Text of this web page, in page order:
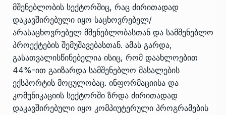
მშენებლობის სექტორშიც, რაც ძირითადად
დაკავშირებული იყო საცხოვრებელ/
არასაცხოვრებელ მშენებლობასთან და სამშენებლო
პროექტების შემუშავებასთან. ამას გარდა,
გასათვალისწინებელია ისიც, რომ დაახლოებით
44%-ით გაიზარდა სამშენებლო მასალების
ექსპორტის მოცულობაც. ინფორმაციისა და
კომუნიკაციის სექტორში ზრდა ძირითადად
დაკავშირებული იყო კომპიუტერული პროგრამების